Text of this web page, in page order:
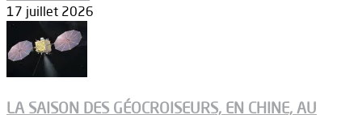
17 juillet 2026
LA SAISON DES GÉOCROISEURS, EN CHINE, AU